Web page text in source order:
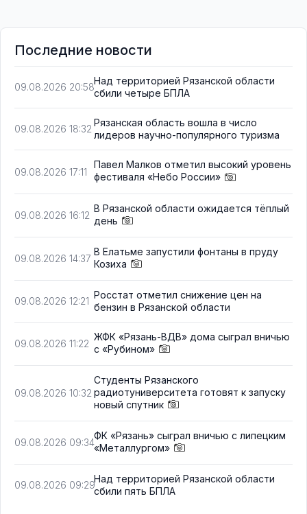
Последние новости
09.08.2026 20:58
Над территорией Рязанской области
сбили четыре БПЛА
09.08.2026 18:32
Рязанская область вошла в число
лидеров научно-популярного туризма
09.08.2026 17:11
Павел Малков отметил высокий уровень
фестиваля «Небо России»
09.08.2026 16:12
В Рязанской области ожидается тёплый
день
09.08.2026 14:37
В Елатьме запустили фонтаны в пруду
Козиха
09.08.2026 12:21
Росстат отметил снижение цен на
бензин в Рязанской области
09.08.2026 11:22
ЖФК «Рязань-ВДВ» дома сыграл вничью
с «Рубином»
09.08.2026 10:32
Студенты Рязанского
радиотуниверситета готовят к запуску
новый спутник
09.08.2026 09:34
ФК «Рязань» сыграл вничью с липецким
«Металлургом»
09.08.2026 09:29
Над территорией Рязанской области
сбили пять БПЛА